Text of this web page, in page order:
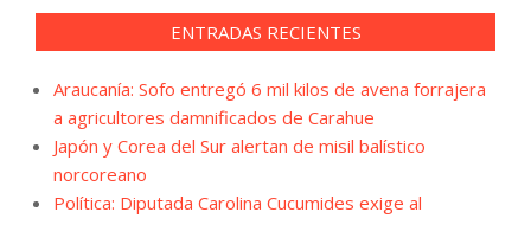
ENTRADAS RECIENTES
Araucanía: Sofo entregó 6 mil kilos de avena forrajera
a agricultores damnificados de Carahue
Japón y Corea del Sur alertan de misil balístico
norcoreano
Política: Diputada Carolina Cucumides exige al